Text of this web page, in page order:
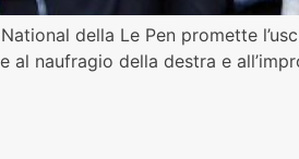
della Le Pen promette
naufragio della destra e